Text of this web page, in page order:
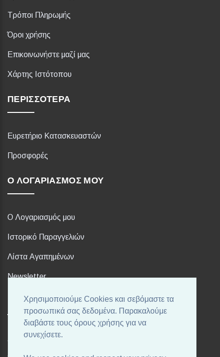
Χρησιμοποιούμε Cookies και σεβόμαστε τα
προσωπικά σας δεδομένα. Παρακαλούμε
διαβάστε τους όρους χρήσης για να
συνεχίσετε.
Τρόποι Πληρωμής
Όροι χρήσης
Επικοινωνήστε μαζί μας
Χάρτης Ιστότοπου
ΠΕΡΙΣΣΌΤΕΡΑ
Ευρετήριο Κατασκευαστών
Προσφορές
Ο ΛΟΓΑΡΙΑΣΜΌΣ ΜΟΥ
Ο Λογαριασμός μου
Ιστορικό Παραγγελιών
Λίστα Αγαπημένων
Newsletter
FOLLOW US
Ακολουθήστε μας στα αγαπημένα σας Social Media!